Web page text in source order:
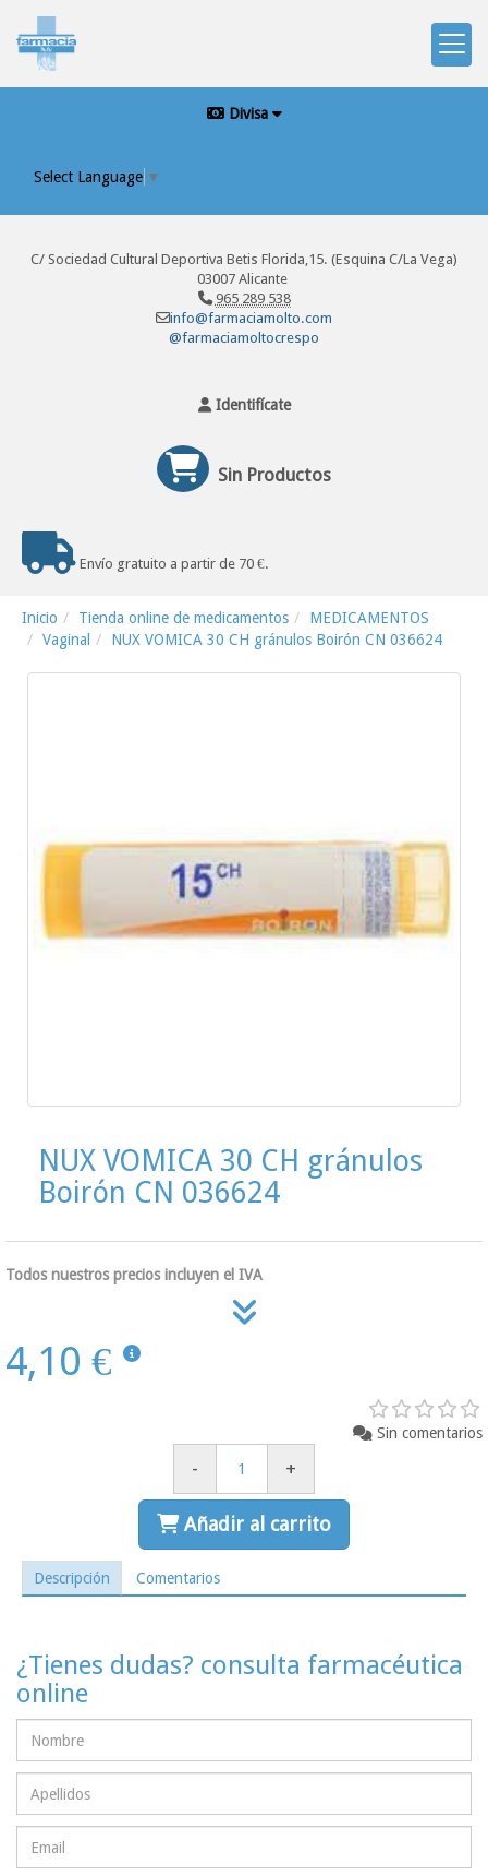
Divisa
Select Language ▼
C/ Sociedad Cultural Deportiva Betis Florida,15. (Esquina C/La Vega)
03007 Alicante
965 289 538
info@farmaciamolto.com
@farmaciamoltocrespo
Identifícate
Sin Productos
Envío gratuito a partir de 70 €.
Inicio Tienda online de medicamentos
MEDICAMENTOS
Vaginal
NUX VOMICA 30 CH gránulos Boirón CN 036624
NUX VOMICA 30 CH gránulos
Boirón CN 036624
Todos nuestros precios incluyen el IVA
4,10 €
Sin comentarios
- +
Añadir al carrito
Descripción Comentarios
¿Tienes dudas? consulta farmacéutica
online